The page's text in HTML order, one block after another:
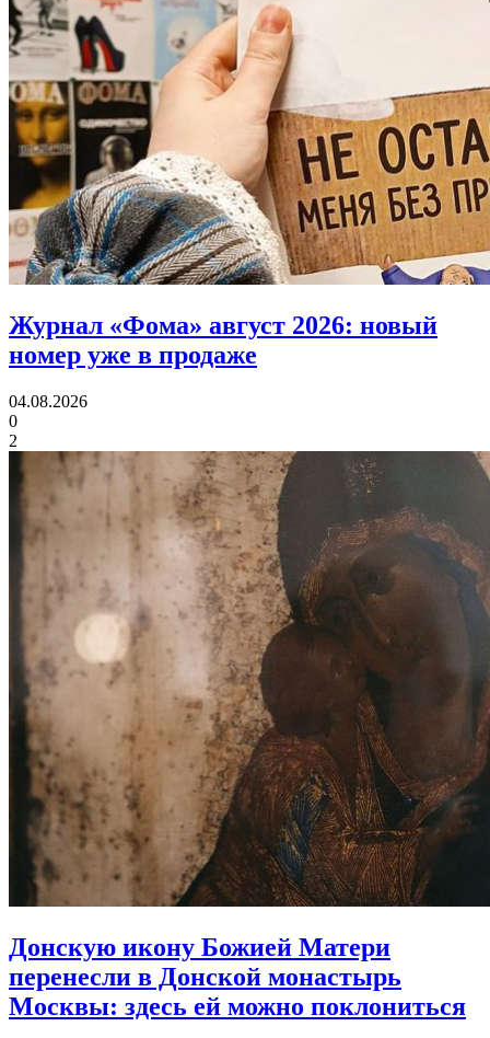
Журнал «Фома» август 2026: новый
номер уже в продаже
04.08.2026
0
2
Донскую икону Божией Матери
перенесли в Донской монастырь
Москвы: здесь ей можно поклониться